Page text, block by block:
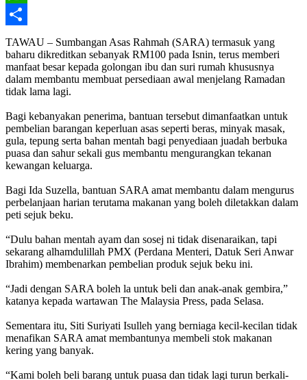
WhatsApp
Share
TAWAU – Sumbangan Asas Rahmah (SARA) termasuk yang
baharu dikreditkan sebanyak RM100 pada Isnin, terus memberi
manfaat besar kepada golongan ibu dan suri rumah khususnya
dalam membantu membuat persediaan awal menjelang Ramadan
tidak lama lagi.
Bagi kebanyakan penerima, bantuan tersebut dimanfaatkan untuk
pembelian barangan keperluan asas seperti beras, minyak masak,
gula, tepung serta bahan mentah bagi penyediaan juadah berbuka
puasa dan sahur sekali gus membantu mengurangkan tekanan
kewangan keluarga.
Bagi Ida Suzella, bantuan SARA amat membantu dalam mengurus
perbelanjaan harian terutama makanan yang boleh diletakkan dalam
peti sejuk beku.
“Dulu bahan mentah ayam dan sosej ni tidak disenaraikan, tapi
sekarang alhamdulillah PMX (Perdana Menteri, Datuk Seri Anwar
Ibrahim) membenarkan pembelian produk sejuk beku ini.
“Jadi dengan SARA boleh la untuk beli dan anak-anak gembira,”
katanya kepada wartawan The Malaysia Press, pada Selasa.
Sementara itu, Siti Suriyati Isulleh yang berniaga kecil-kecilan tidak
menafikan SARA amat membantunya membeli stok makanan
kering yang banyak.
“Kami boleh beli barang untuk puasa dan tidak lagi turun berkali-